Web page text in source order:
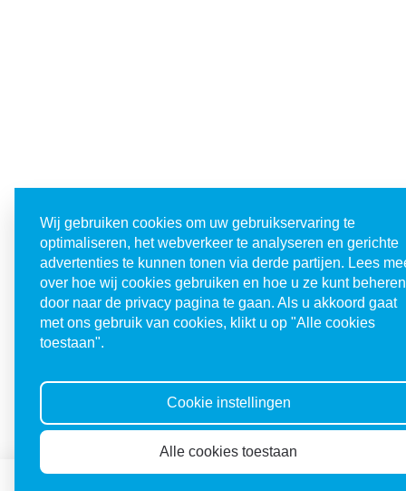
Wij gebruiken cookies om uw gebruikservaring te
optimaliseren, het webverkeer te analyseren en gerichte
advertenties te kunnen tonen via derde partijen. Lees
over hoe wij cookies gebruiken en hoe u ze kunt beheren
door naar de privacy pagina te gaan. Als u akkoord gaat
met ons gebruik van cookies, klikt u op "Alle cookies
toestaan".
Cookie instellingen
Alle cookies toestaan